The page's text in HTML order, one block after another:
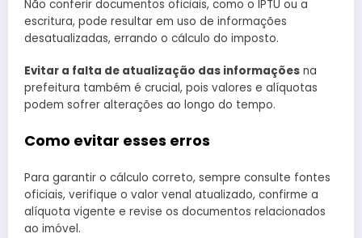
Não conferir documentos oficiais, como o IPTU ou a
escritura, pode resultar em uso de informações
desatualizadas, errando o cálculo do imposto.
Evitar a falta de atualização das informações na
prefeitura também é crucial, pois valores e alíquotas
podem sofrer alterações ao longo do tempo.
Como evitar esses erros
Para garantir o cálculo correto, sempre consulte fontes
oficiais, verifique o valor venal atualizado, confirme a
alíquota vigente e revise os documentos relacionados
ao imóvel.